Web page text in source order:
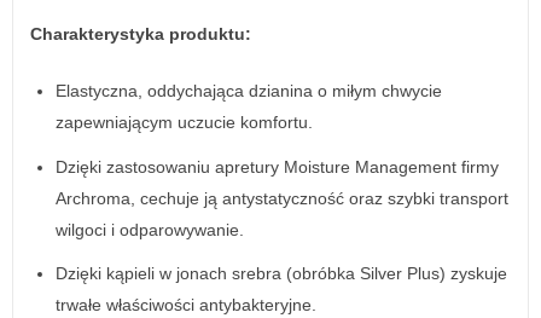
Charakterystyka produktu:
Elastyczna, oddychająca dzianina o miłym chwycie
zapewniającym uczucie komfortu.
Dzięki zastosowaniu apretury Moisture Management firmy
Archroma, cechuje ją antystatyczność oraz szybki transport
wilgoci i odparowywanie.
Dzięki kąpieli w jonach srebra (obróbka Silver Plus) zyskuje
trwałe właściwości antybakteryjne.